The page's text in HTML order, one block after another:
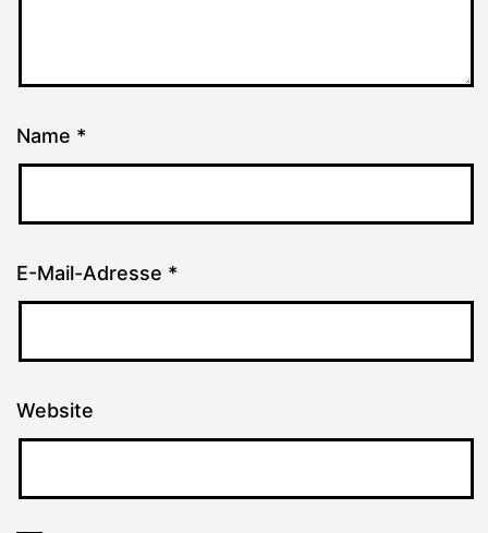
Name *
E-Mail-Adresse *
Website